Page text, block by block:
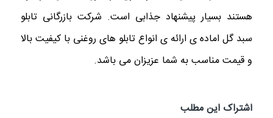
هستند بسیار پیشنهاد جذابی است. شرکت بازرگانی تابلو
سبد گل اماده ى ارائه ى انواع تابلو هاى روغنى با كيفيت بالا
و قيمت مناسب به شما عزيزان مى باشد.
اشتراک این مطلب